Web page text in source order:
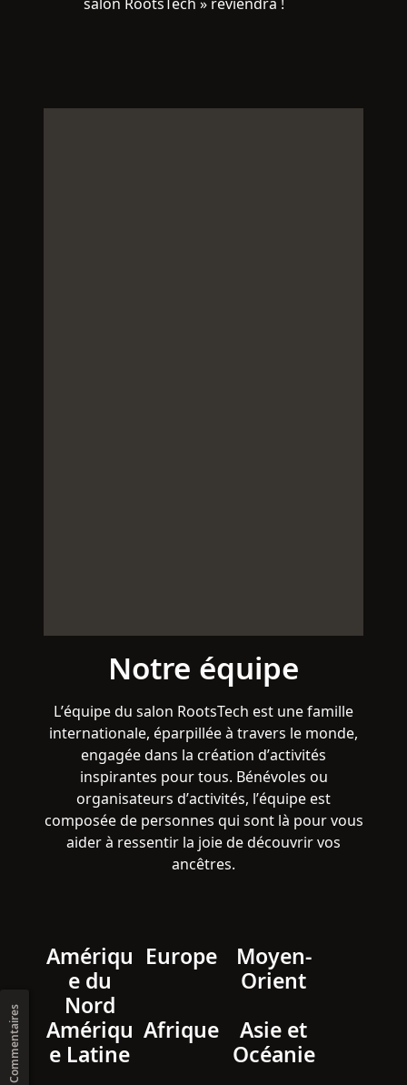
Notre équipe
L’équipe du salon RootsTech est une famille
internationale, éparpillée à travers le monde,
engagée dans la création d’activités
inspirantes pour tous. Bénévoles ou
organisateurs d’activités, l’équipe est
composée de personnes qui sont là pour vous
aider à ressentir la joie de découvrir vos
ancêtres.
Amériqu
e du
Nord
Europe
Moyen-
Orient
Amériqu
e Latine
Afrique
Asie et
Océanie
Commentaires